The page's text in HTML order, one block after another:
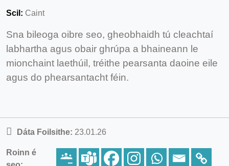
Scil: Caint
Sna bileoga oibre seo, gheobhaidh tú cleachtaí
labhartha agus obair ghrúpa a bhaineann le
mionchaint laethúil, tréithe pearsanta daoine eile
agus do phearsantacht féin.
Dáta Foilsithe: 23.01.26
Roinn é